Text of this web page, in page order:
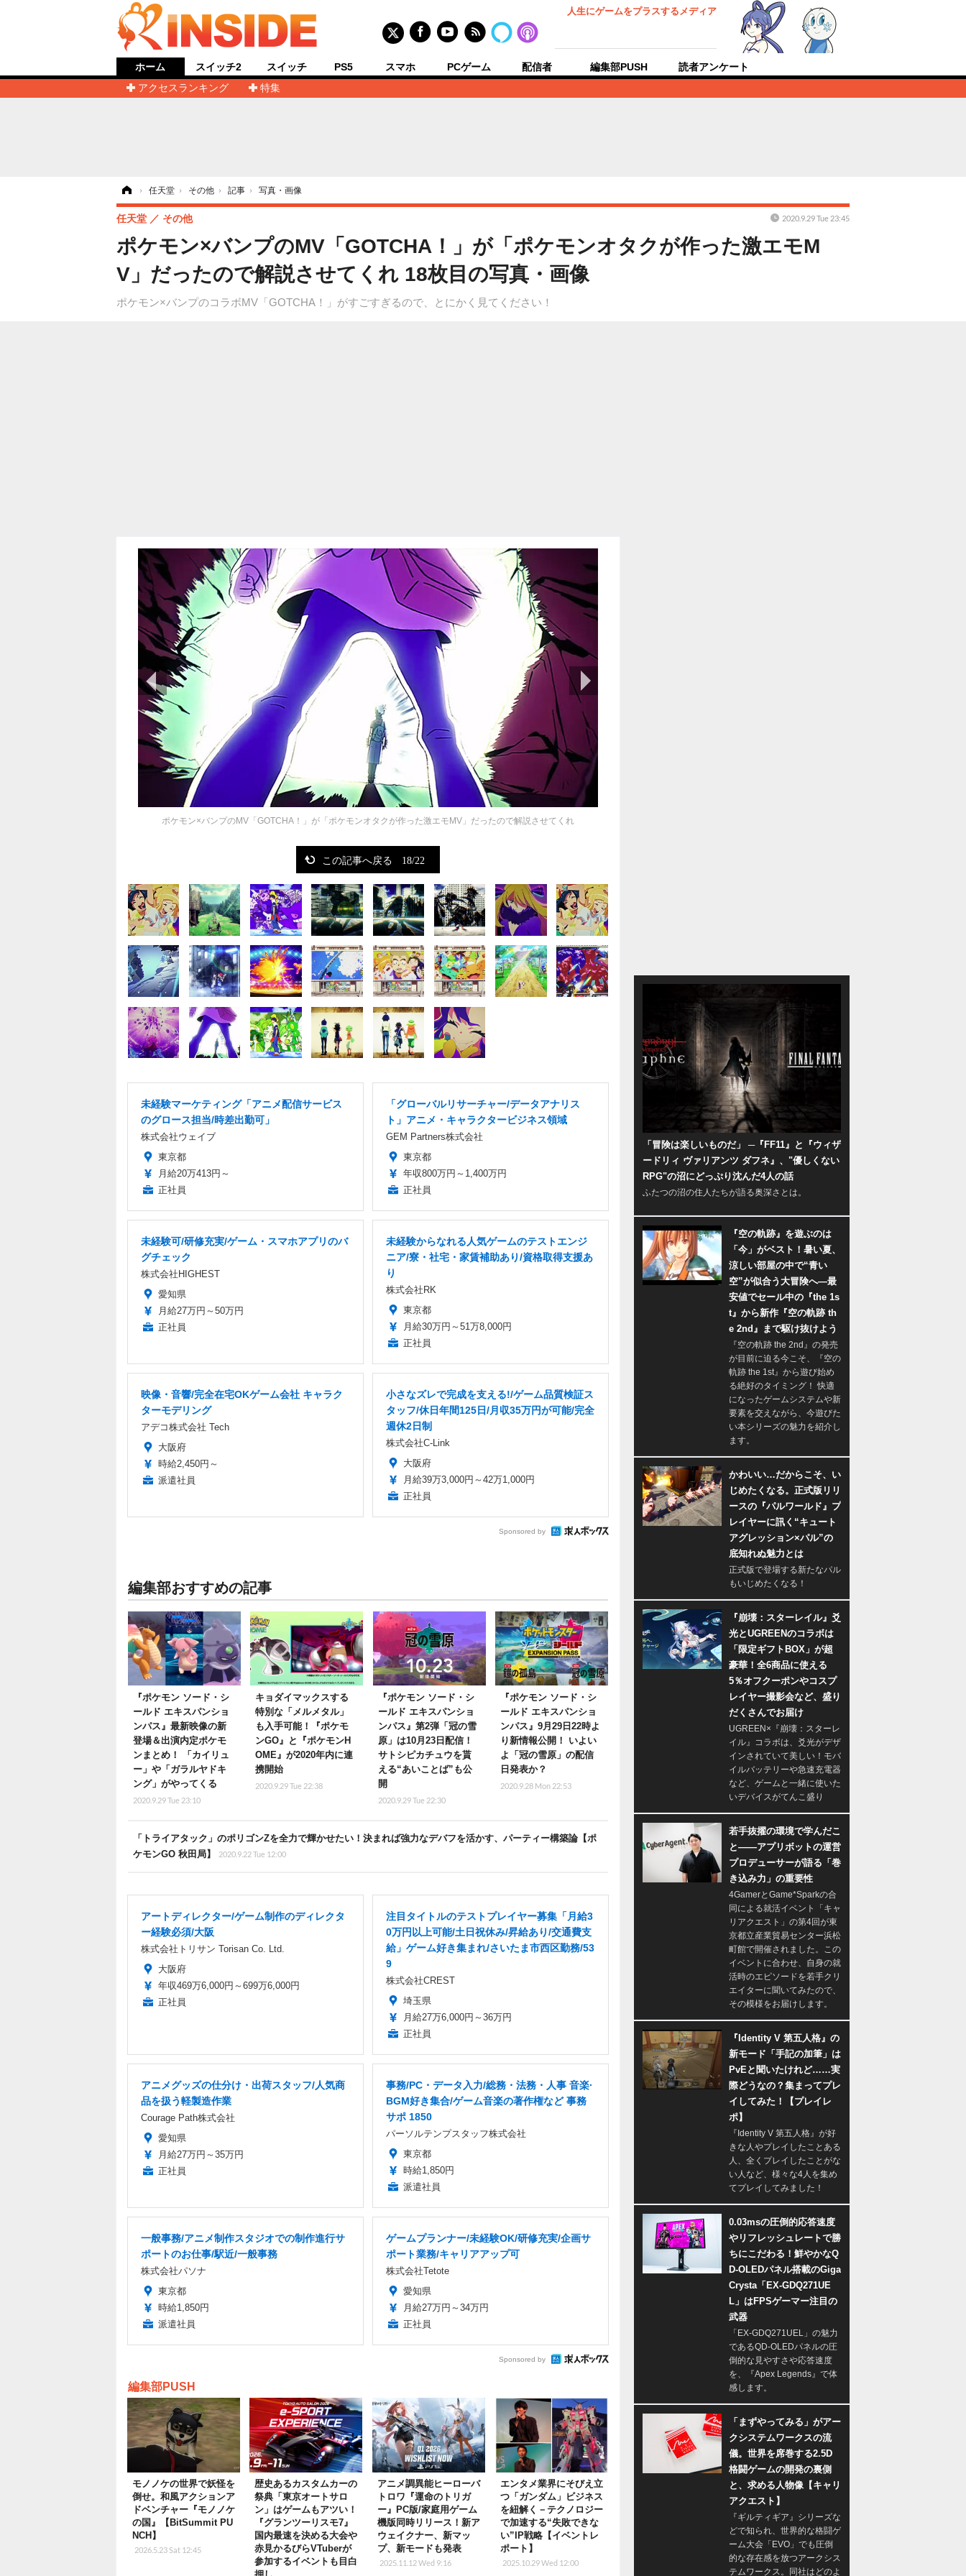
人生にゲームをプラスするメディア
ホーム
アクセスランキング
特集
スイッチ2 スイッチ PS5 スマホ PCゲーム 配信者 編集部PUSH 読者アンケート
› 任天堂 › その他 › 記事 › 写真・画像
ポケモン×バンプのMV「GOTCHA！」が「ポケモンオタクが作った激エモM
V」だったので解説させてくれ 18枚目の写真・画像
ポケモン×バンプのコラボMV「GOTCHA！」がすごすぎるので、とにかく見てください！
任天堂 その他 2020.9.29 Tue 23:45
ポケモン×バンプのMV「GOTCHA！」が「ポケモンオタクが作った激エモMV」だったので解説させてくれ
次の画像
この記事へ戻る 18/22
未経験マーケティング「アニメ配信サービス
のグロース担当/時差出勤可」
株式会社ウェイブ
東京都
月給20万413円～
正社員
「グローバルリサーチャー/データアナリス
ト」アニメ・キャラクタービジネス領域
GEM Partners株式会社
東京都
年収800万円～1,400万円
正社員
未経験可/研修充実/ゲーム・スマホアプリのバ
グチェック
株式会社HIGHEST
愛知県
月給27万円～50万円
正社員
未経験からなれる人気ゲームのテストエンジ
ニア/寮・社宅・家賃補助あり/資格取得支援あ
り
株式会社RK
東京都
月給30万円～51万8,000円
正社員
映像・音響/完全在宅OKゲーム会社 キャラク
ターモデリング
アデコ株式会社 Tech
大阪府
時給2,450円～
派遣社員
小さなズレで完成を支える!/ゲーム品質検証ス
タッフ/休日年間125日/月収35万円が可能/完全
週休2日制
株式会社C-Link
大阪府
月給39万3,000円～42万1,000円
正社員
Sponsored by
編集部おすすめの記事
『ポケモン ソード・シ
ールド エキスパンショ
ンパス』最新映像の新
登場＆出演内定ポケモ
ンまとめ！ 「カイリュ
ー」や「ガラルヤドキ
ング」がやってくる
2020.9.29 Tue 23:10
キョダイマックスする
特別な「メルメタル」
も入手可能！『ポケモ
ンGO』と『ポケモンH
OME』が2020年内に連
携開始
2020.9.29 Tue 22:38
『ポケモン ソード・シ
ールド エキスパンショ
ンパス』第2弾「冠の雪
原」は10月23日配信！
サトシピカチュウを貰
える“あいことば”も公
開
2020.9.29 Tue 22:30
『ポケモン ソード・シ
ールド エキスパンショ
ンパス』9月29日22時よ
り新情報公開！ いよい
よ「冠の雪原」の配信
日発表か？
2020.9.28 Mon 22:53
「トライアタック」のポリゴンZを全力で輝かせたい！決まれば強力なデバフを活かす、パーティー構築論【ポ
ケモンGO 秋田局】
2020.9.22 Tue 12:00
アートディレクター/ゲーム制作のディレクタ
ー経験必須/大阪
株式会社トリサン Torisan Co. Ltd.
大阪府
年収469万6,000円～699万6,000円
正社員
注目タイトルのテストプレイヤー募集「月給3
0万円以上可能/土日祝休み/昇給あり/交通費支
給」ゲーム好き集まれ/さいたま市西区勤務/53
9
株式会社CREST
埼玉県
月給27万6,000円～36万円
正社員
アニメグッズの仕分け・出荷スタッフ/人気商
品を扱う軽製造作業
Courage Path株式会社
愛知県
月給27万円～35万円
正社員
事務/PC・データ入力/総務・法務・人事 音楽·
BGM好き集合/ゲーム音楽の著作権など 事務
サポ 1850
パーソルテンプスタッフ株式会社
東京都
時給1,850円
派遣社員
一般事務/アニメ制作スタジオでの制作進行サ
ポートのお仕事/駅近/一般事務
株式会社パソナ
東京都
時給1,850円
派遣社員
ゲームプランナー/未経験OK/研修充実/企画サ
ポート業務/キャリアアップ可
株式会社Tetote
愛知県
月給27万円～34万円
正社員
Sponsored by
編集部PUSH
モノノケの世界で妖怪を
倒せ。和風アクションア
ドベンチャー『モノノケ
の国』【BitSummit PU
NCH】
2026.5.23 Sat 12:45
歴史あるカスタムカーの
祭典「東京オートサロ
ン」はゲームもアツい！
『グランツーリスモ7』
国内最速を決める大会や
赤見かるびらVTuberが
参加するイベントも目白
アニメ調異能ヒーローバ
トロワ『運命のトリガ
ー』PC版/家庭用ゲーム
機版同時リリース！新ア
ウェイクナー、新マッ
プ、新モードも発表
2025.11.12 Wed 9:16
エンタメ業界にそびえ立
つ「ガンダム」ビジネス
を紐解く－テクノロジー
で加速する“失敗できな
い”IP戦略【イベントレ
ポート】
2025.10.29 Wed 12:00
「冒険は楽しいものだ」 ─『FF11』と『ウィザ
ードリィ ヴァリアンツ ダフネ』、"優しくない
RPG"の沼にどっぷり沈んだ4人の話
ふたつの沼の住人たちが語る奥深さとは。
『空の軌跡』を遊ぶのは
「今」がベスト！暑い夏、
涼しい部屋の中で“青い
空”が似合う大冒険へ―最
安値でセール中の『the 1s
t』から新作『空の軌跡 th
e 2nd』まで駆け抜けよう
『空の軌跡 the 2nd』の発売
が目前に迫る今こそ、『空の
軌跡 the 1st』から遊び始め
る絶好のタイミング！ 快適
になったゲームシステムや新
要素を交えながら、今遊びた
い本シリーズの魅力を紹介し
ます。
かわいい…だからこそ、い
じめたくなる。正式版リリ
ースの『パルワールド』プ
レイヤーに訊く“キュート
アグレッション×パル”の
底知れぬ魅力とは
正式版で登場する新たなパル
もいじめたくなる！
『崩壊：スターレイル』爻
光とUGREENのコラボは
「限定ギフトBOX」が超
豪華！全6商品に使える
5％オフクーポンやコスプ
レイヤー撮影会など、盛り
だくさんでお届け
UGREEN×『崩壊：スターレ
イル』コラボは、爻光がデザ
インされていて美しい！モバ
イルバッテリーや急速充電器
など、ゲームと一緒に使いた
いデバイスがてんこ盛り
若手抜擢の環境で学んだこ
と――アプリボットの運営
プロデューサーが語る「巻
き込み力」の重要性
4GamerとGame*Sparkの合
同による就活イベント「キャ
リアクエスト」の第4回が東
京都立産業貿易センター浜松
町館で開催されました。この
イベントに合わせ、自身の就
活時のエピソードを若手クリ
エイターに聞いてみたので、
その模様をお届けします。
『Identity V 第五人格』の
新モード「手記の加筆」は
PvEと聞いたけれど……実
際どうなの？集まってプレ
イしてみた！【プレイレ
ポ】
『Identity V 第五人格』が好
きな人やプレイしたことある
人、全くプレイしたことがな
い人など、様々な4人を集め
てプレイしてみました！
0.03msの圧倒的応答速度
やリフレッシュレートで勝
ちにこだわる！鮮やかなQ
D-OLEDパネル搭載のGiga
Crysta「EX-GDQ271UE
L」はFPSゲーマー注目の
武器
「EX-GDQ271UEL」の魅力
であるQD-OLEDパネルの圧
倒的な見やすさや応答速度
を、『Apex Legends』で体
感します。
「まずやってみる」がアー
クシステムワークスの流
儀。世界を席巻する2.5D
格闘ゲームの開発の裏側
と、求める人物像【キャリ
アクエスト】
『ギルティギア』シリーズな
どで知られ、世界的な格闘ゲ
ーム大会「EVO」でも圧倒
的な存在感を放つアークシス
テムワークス。同社はどのよ